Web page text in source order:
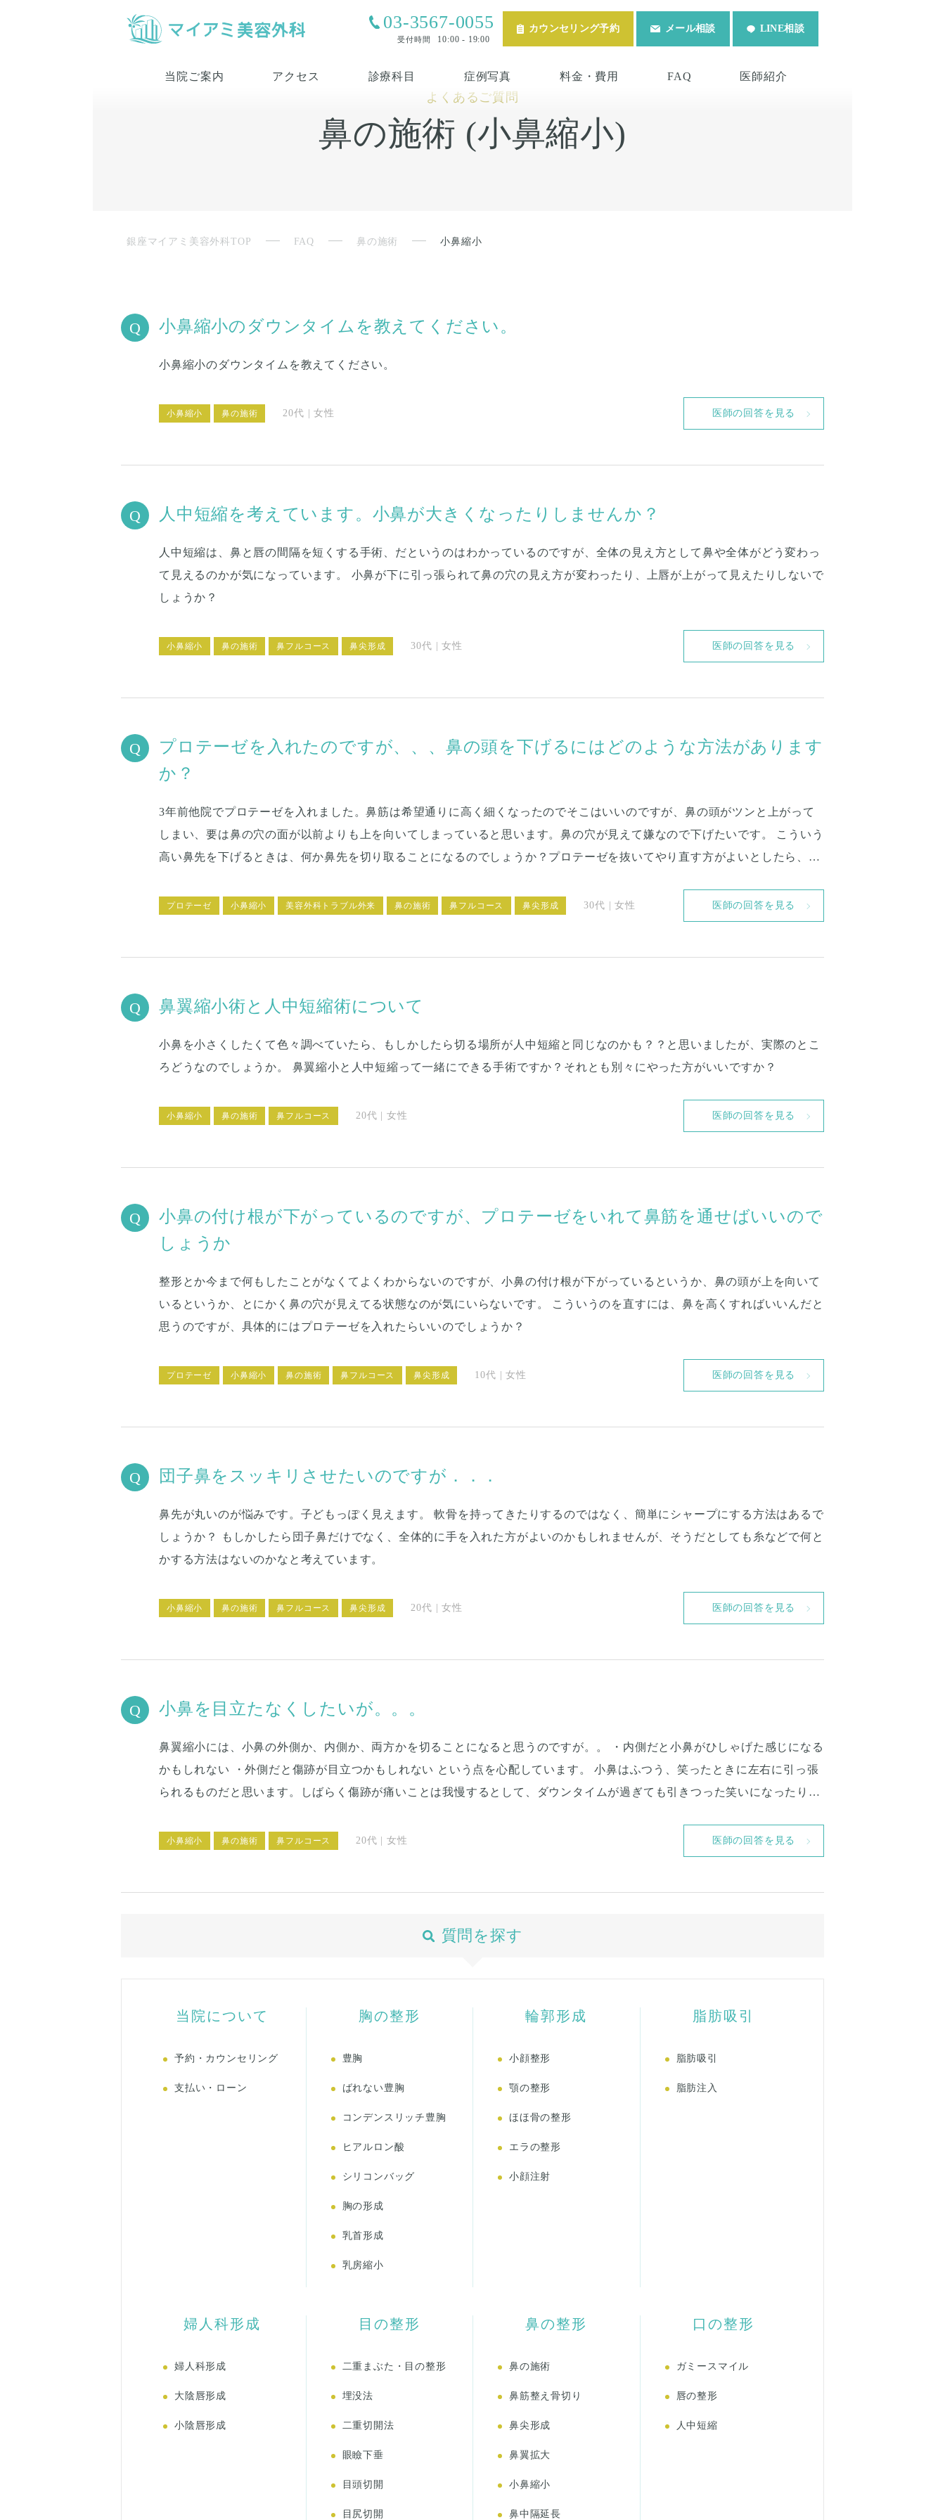
03-3567-0055
受付時間 10:00 - 19:00
カウンセリング予約 メール相談 LINE相談
当院ご案内 アクセス 診療科目 症例写真 料金・費用 FAQ 医師紹介
よくあるご質問
鼻の施術 (小鼻縮小)
銀座マイアミ美容外科TOP FAQ 鼻の施術 小鼻縮小
小鼻縮小のダウンタイムを教えてください。
小鼻縮小のダウンタイムを教えてください。
小鼻縮小 鼻の施術 20代 | 女性 医師の回答を見る
人中短縮を考えています。小鼻が大きくなったりしませんか？
人中短縮は、鼻と唇の間隔を短くする手術、だというのはわかっているのですが、全体の見え方として鼻や全体がどう変わっ
て見えるのかが気になっています。 小鼻が下に引っ張られて鼻の穴の見え方が変わったり、上唇が上がって見えたりしないで
しょうか？
小鼻縮小 鼻の施術 鼻フルコース 鼻尖形成 30代 | 女性 医師の回答を見る
プロテーゼを入れたのですが、、、鼻の頭を下げるにはどのような方法があります
か？
3年前他院でプロテーゼを入れました。鼻筋は希望通りに高く細くなったのでそこはいいのですが、鼻の頭がツンと上がって
しまい、要は鼻の穴の面が以前よりも上を向いてしまっていると思います。鼻の穴が見えて嫌なので下げたいです。 こういう
高い鼻先を下げるときは、何か鼻先を切り取ることになるのでしょうか？プロテーゼを抜いてやり直す方がよいとしたら、ど
プロテーゼ 小鼻縮小 美容外科トラブル外来 鼻の施術 鼻フルコース 鼻尖形成 30代 | 女性 医師の回答を見る
鼻翼縮小術と人中短縮術について
小鼻を小さくしたくて色々調べていたら、もしかしたら切る場所が人中短縮と同じなのかも？？と思いましたが、実際のとこ
ろどうなのでしょうか。 鼻翼縮小と人中短縮って一緒にできる手術ですか？それとも別々にやった方がいいですか？
小鼻縮小 鼻の施術 鼻フルコース 20代 | 女性 医師の回答を見る
小鼻の付け根が下がっているのですが、プロテーゼをいれて鼻筋を通せばいいので
しょうか
整形とか今まで何もしたことがなくてよくわからないのですが、小鼻の付け根が下がっているというか、鼻の頭が上を向いて
いるというか、とにかく鼻の穴が見えてる状態なのが気にいらないです。 こういうのを直すには、鼻を高くすればいいんだと
思うのですが、具体的にはプロテーゼを入れたらいいのでしょうか？
プロテーゼ 小鼻縮小 鼻の施術 鼻フルコース 鼻尖形成 10代 | 女性 医師の回答を見る
団子鼻をスッキリさせたいのですが．．．
鼻先が丸いのが悩みです。子どもっぽく見えます。 軟骨を持ってきたりするのではなく、簡単にシャープにする方法はあるで
しょうか？ もしかしたら団子鼻だけでなく、全体的に手を入れた方がよいのかもしれませんが、そうだとしても糸などで何と
かする方法はないのかなと考えています。
小鼻縮小 鼻の施術 鼻フルコース 鼻尖形成 20代 | 女性 医師の回答を見る
小鼻を目立たなくしたいが。。。
鼻翼縮小には、小鼻の外側か、内側か、両方かを切ることになると思うのですが。。 ・内側だと小鼻がひしゃげた​​感じになる
かもしれない ・外側だと傷跡が目立つかもしれない という点を心配しています。 小鼻はふつう、笑ったときに左右に引っ張
られるものだと思います。しばらく傷跡が痛いことは我慢するとして、​ダウンタイムが過ぎても​引きつった笑いになったり、
も、笑顔のビフォーアフターはなくて、決断できないでいます。
小鼻縮小 鼻の施術 鼻フルコース 20代 | 女性 医師の回答を見る
質問を探す
当院について
予約・カウンセリング
支払い・ローン
胸の整形
豊胸
ばれない豊胸
コンデンスリッチ豊胸
ヒアルロン酸
シリコンバッグ
胸の形成
乳首形成
乳房縮小
輪郭形成
小顔整形
顎の整形
ほほ骨の整形
エラの整形
小顔注射
脂肪吸引
脂肪吸引
脂肪注入
婦人科形成
婦人科形成
大陰唇形成
小陰唇形成
目の整形
二重まぶた・目の整形
埋没法
二重切開法
眼瞼下垂
目頭切開
目尻切開
鼻の整形
鼻の施術
鼻筋整え骨切り
鼻尖形成
鼻翼拡大
小鼻縮小
鼻中隔延長
口の整形
ガミースマイル
唇の整形
人中短縮